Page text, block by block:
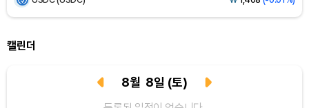
캘린더
8월 8일 (토)